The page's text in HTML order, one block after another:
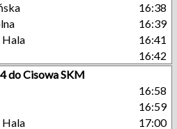
16:38
16:39
Hala
16:41
16:42
do Cisowa SKM
16:58
16:59
Hala
17:00